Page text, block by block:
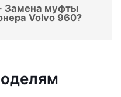
Замена муфты
Volvo 960?